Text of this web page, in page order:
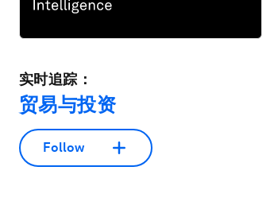
实时追踪：
贸易与投资
Follow